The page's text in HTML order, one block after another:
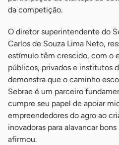
da competição.
O diretor superintendente do
Carlos de Souza Lima Neto,
estímulo têm crescido, com o
públicos, privados e institutos
demonstra que o caminho
Sebrae é um parceiro
cumpre seu papel de apoiar
empreendedores do agro ao
inovadoras para alavancar
afirmou.